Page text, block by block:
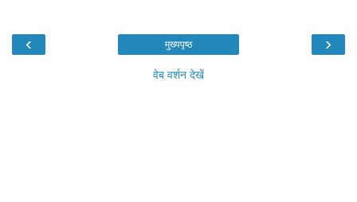
‹ ›
मुख्यपृष्ठ
वेब वर्शन देखें